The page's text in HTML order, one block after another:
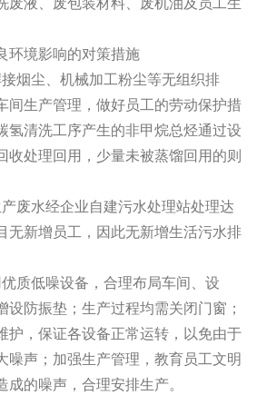
废液、废包装材料、废机油及员工生
环境影响的对策措施
烟尘、机械加工粉尘等无组织排
间生产管理，做好员工的劳动保护措
氢清洗工序产生的非甲烷总烃通过设
收处理回用，少量未被蒸馏回用的则
废水经企业自建污水处理站处理达
无新增员工，因此无新增生活污水排
质低噪设备，合理布局车间、设
设防振垫；生产过程均需关闭门窗；
护，保证各设备正常运转，以免由于
噪声；加强生产管理，教育员工文明
的噪声，合理安排生产。